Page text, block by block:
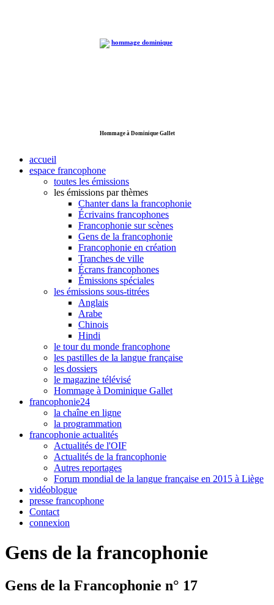
Hommage à Dominique Gallet
accueil
espace francophone
toutes les émissions
les émissions par thèmes
Chanter dans la francophonie
Écrivains francophones
Francophonie sur scènes
Gens de la francophonie
Francophonie en création
Tranches de ville
Écrans francophones
Émissions spéciales
les émissions sous-titrées
Anglais
Arabe
Chinois
Hindi
le tour du monde francophone
les pastilles de la langue française
les dossiers
le magazine télévisé
Hommage à Dominique Gallet
francophonie24
la chaîne en ligne
la programmation
francophonie actualités
Actualités de l'OIF
Actualités de la francophonie
Autres reportages
Forum mondial de la langue française en 2015 à Liège
vidéoblogue
presse francophone
Contact
connexion
Gens de la francophonie
Gens de la Francophonie n° 17